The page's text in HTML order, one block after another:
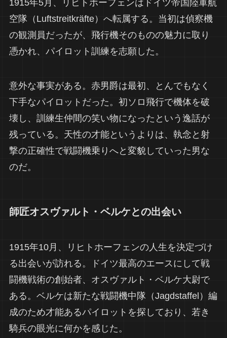
1915年5月、リヒトホーフェンはドイツ帝国陸軍航
空隊（Luftstreitkräfte）へ転属する。当初は偵察機
の観測員だったが、飛行機そのものの魅力に取り
憑かれ、パイロット訓練を志願した。
意外な事実がある。赤男爵は最初、とんでもなく
下手なパイロットだった。初ソロ飛行で機体を破
壊し、訓練生仲間の笑い物になったという逸話が
残っている。天性の才能というよりは、執念と射
撃の正確性で戦闘機乗りへと変貌していった男な
のだ。
師匠オスヴァルト・ベルケとの出会い
1915年10月、リヒトホーフェンの人生を決定づけ
る出会いが訪れる。ドイツ最高のエースにして戦
闘機戦術の創始者、オスヴァルト・ベルケ大尉で
ある。ベルケは新たな戦闘機中隊（Jagdstaffel）編
成のため才能あるパイロットを探しており、若き
騎兵の眼光に何かを感じた。